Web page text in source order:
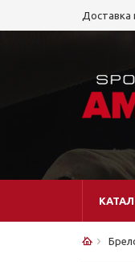
Доставка